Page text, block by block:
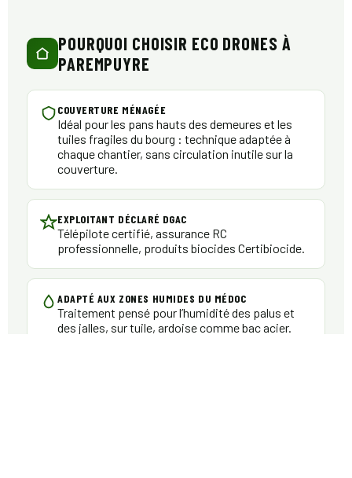
POURQUOI CHOISIR ECO DRONES À
PAREMPUYRE
COUVERTURE MÉNAGÉE
Idéal pour les pans hauts des demeures et les
tuiles fragiles du bourg : technique adaptée à
chaque chantier, sans circulation inutile sur la
couverture.
EXPLOITANT DÉCLARÉ DGAC
Télépilote certifié, assurance RC
professionnelle, produits biocides Certibiocide.
ADAPTÉ AUX ZONES HUMIDES DU MÉDOC
Traitement pensé pour l’humidité des palus et
des jalles, sur tuile, ardoise comme bac acier.